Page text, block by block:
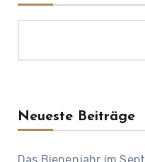
Neueste Beiträge